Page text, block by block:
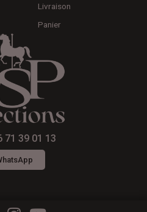
Livraison
Panier
71 39 01 13